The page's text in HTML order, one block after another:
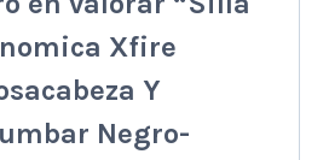
Xfire
Y
Negro-